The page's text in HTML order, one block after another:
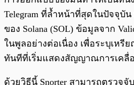
Telegram ที่ล้ำหน้าที่สุดในปัจจุบั
ของ Solana (SOL) ข้อมูลจาก
ในพูลอย่างต่อเนื่อง เพื่อระบุเหรี
ทันทีที่เริ่มแสดงสัญญาณการเคลื่
ด้วยวิธีนี้ Snorter สามารถตรวจจั